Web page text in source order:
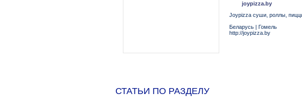
joypizza.by
Joypizza суши, роллы,
Беларусь | Гомель
http://joypizza.by
СТАТЬИ ПО РАЗДЕЛУ